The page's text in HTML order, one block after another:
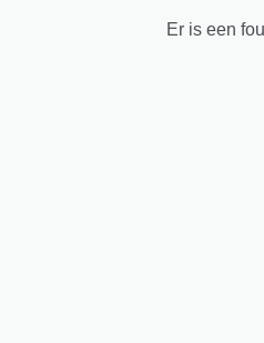
Er is een